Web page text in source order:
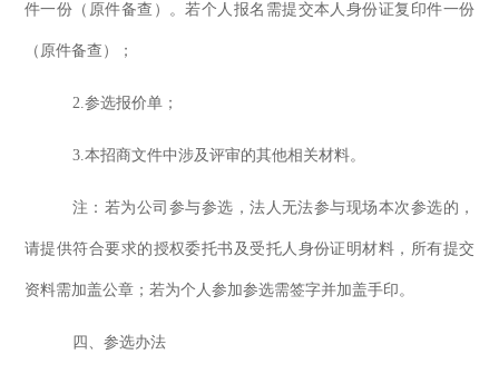
件一份 （原件备查） 。若个人报名 需提交本人 身份证复印件一份
（原件备查） ；
2.参选报价单；
3.本招商文件中涉及评审的其他相关材料。
注： 若为公司参与参选，法人无法参与现场本次参选的，
请提供符合要求的授权委托书及受托人身份证明材料 ， 所有提交
资料需加盖公章 ；若为个人参加参选需签字并加盖手印。
四、 参选办法